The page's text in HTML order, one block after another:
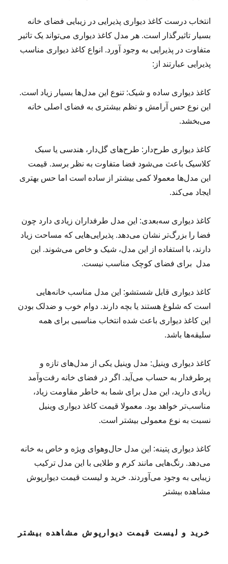
انتخاب درست کاغذ دیواری پذیرایی در زیبایی فضای خانه
بسیار تاثیرگذار است. هر مدل کاغذ دیواری می‌تواند یک تاثیر
متفاوت در پذیرایی به وجود آورد. انواع کاغذ دیواری مناسب
پذیرایی عبارتند از:
کاغذ دیواری ساده و شیک: تنوع این مدل‌ها بسیار زیاد است.
این نوع حس آرامش و نظم بیشتری به فضای اصلی خانه
می‌بخشد.
کاغذ دیواری طرح‌دار: طرح‌های گل‌دار، هندسی یا سبک
کلاسیک باعث می‌شود فضا متفاوت به نظر برسد. قیمت
این مدل‌ها معمولا کمی بیشتر از ساده‌ است اما حس بهتری
ایجاد می‌کند.
کاغذ دیواری سه‌بعدی: این مدل طرفداران زیادی دارد چون
فضا را بزرگ‌تر نشان می‌دهد. پذیرایی‌هایی که مساحت زیاد
دارند، با استفاده از این مدل، شیک و خاص می‌شوند. این
مدل برای فضای کوچک مناسب نیست.
کاغذ دیواری قابل شستشو: این مدل مناسب خانه‌هایی
است که شلوغ هستند یا بچه دارند. دوام خوب و ضدلک بودن
این کاغذ دیواری باعث شده انتخاب مناسبی برای همه
سلیقه‌ها باشد.
کاغذ دیواری وینیل: مدل وینیل یکی از مدل‌های تازه و
پرطرفدار به حساب می‌آید. اگر در فضای خانه رفت‌وآمد
زیادی دارید، این مدل برای شما به خاطر مقاومت زیاد،
مناسب‌تر خواهد بود. معمولا قیمت کاغذ دیواری وینیل
نسبت به نوع معمولی بیشتر است.
کاغذ دیواری پتینه: این مدل حال‌وهوای ویژه و خاص به خانه
می‌دهد. رنگ‌هایی مانند کرم و طلایی با این مدل ترکیب
زیبایی به وجود می‌آوردند. خرید و لیست قیمت دیوارپوش
مشاهده بیشتر
خرید و لیست قیمت دیوارپوش مشاهده بیشتر